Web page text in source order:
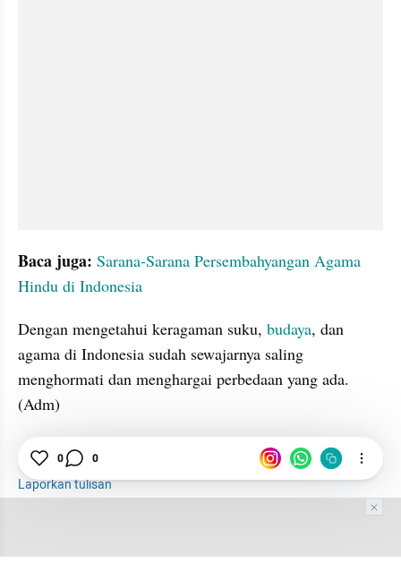
Baca juga: Sarana-Sarana Persembahyangan Agama
Hindu di Indonesia
Dengan mengetahui keragaman suku, budaya, dan
agama di Indonesia sudah sewajarnya saling
menghormati dan menghargai perbedaan yang ada.
(Adm)
Suku Budaya
Laporkan tulisan
0 0